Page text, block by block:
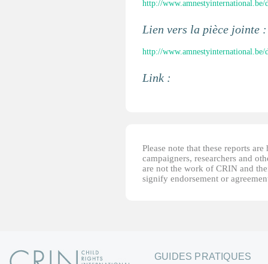
http://
Lien vers la pièce jointe
http://
Link :
Please note that these reports
campaigners, researchers and
are not the work of CRIN and
signify endorsement or
GUIDES PRATIQUES